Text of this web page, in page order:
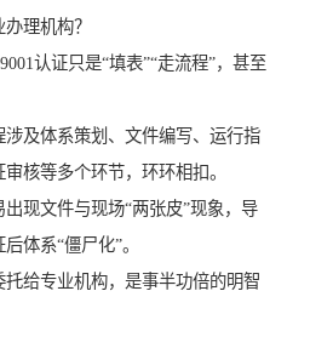
理机构？
认证只是“填表”“走流程”，甚至
及体系策划、文件编写、运行指
核等多个环节，环环相扣。
现文件与现场“两张皮”现象，导
体系“僵尸化”。
托给专业机构，是事半功倍的明智